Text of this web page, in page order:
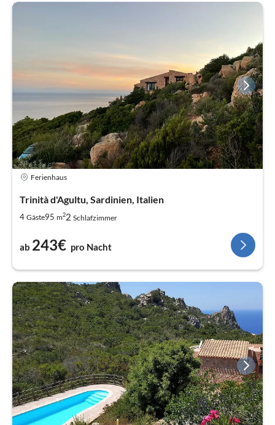
Ferienhaus
Trinità d'Agultu, Sardinien, Italien
4 Gäste95 m22 Schlafzimmer
ab 243€ pro Nacht